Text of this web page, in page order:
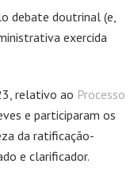
debate doutrinal (e,
exercida
relativo ao Processo
e participaram os
da ratificação-
e clarificador.